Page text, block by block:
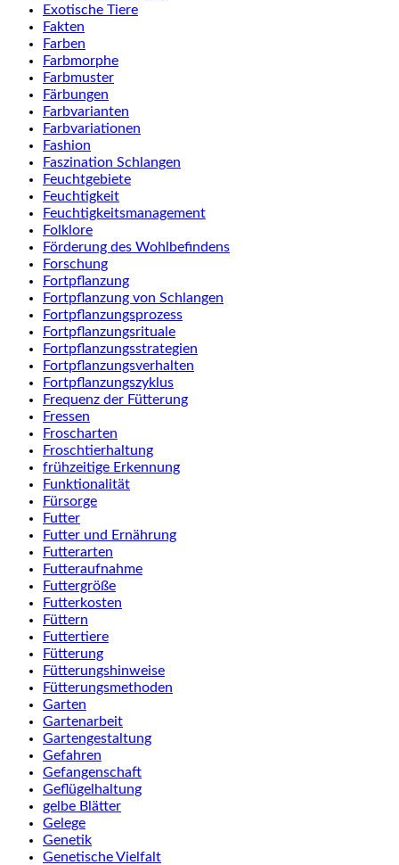
Exotische Tiere
Fakten
Farben
Farbmorphe
Farbmuster
Färbungen
Farbvarianten
Farbvariationen
Fashion
Faszination Schlangen
Feuchtgebiete
Feuchtigkeit
Feuchtigkeitsmanagement
Folklore
Förderung des Wohlbefindens
Forschung
Fortpflanzung
Fortpflanzung von Schlangen
Fortpflanzungsprozess
Fortpflanzungsrituale
Fortpflanzungsstrategien
Fortpflanzungsverhalten
Fortpflanzungszyklus
Frequenz der Fütterung
Fressen
Froscharten
Froschtierhaltung
frühzeitige Erkennung
Funktionalität
Fürsorge
Futter
Futter und Ernährung
Futterarten
Futteraufnahme
Futtergröße
Futterkosten
Füttern
Futtertiere
Fütterung
Fütterungshinweise
Fütterungsmethoden
Garten
Gartenarbeit
Gartengestaltung
Gefahren
Gefangenschaft
Geflügelhaltung
gelbe Blätter
Gelege
Genetik
Genetische Vielfalt